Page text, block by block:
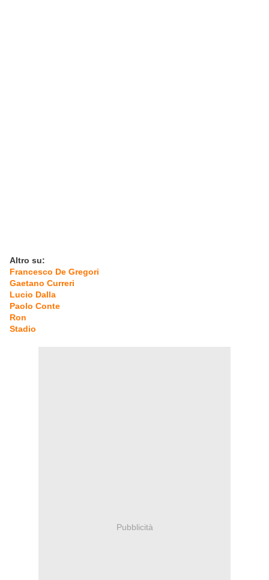
Altro su:
Francesco De Gregori
Gaetano Curreri
Lucio Dalla
Paolo Conte
Ron
Stadio
Pubblicità